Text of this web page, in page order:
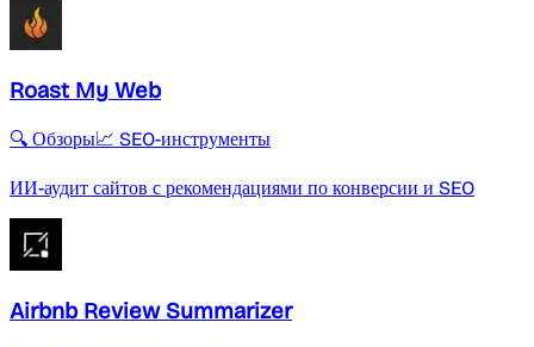
Roast My Web
🔍 Обзоры📈 SEO-инструменты
ИИ-аудит сайтов с рекомендациями по конверсии и SEO
Airbnb Review Summarizer